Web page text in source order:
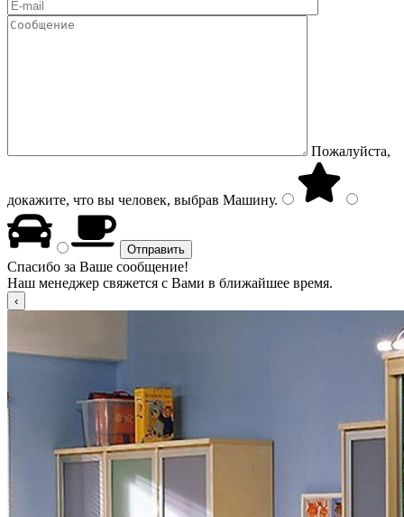
Пожалуйста,
докажите, что вы человек, выбрав Машину.
Спасибо за Ваше сообщение!
Наш менеджер свяжется с Вами в ближайшее время.